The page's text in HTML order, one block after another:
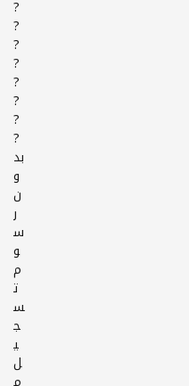
?
?
?
?
?
?
?
?
بد
و
ن
ر
س
و
م
ت
س
ج
ي
ل